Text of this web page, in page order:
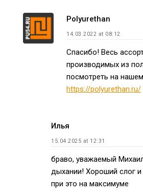
Polyurethan
14.03.2022 at 08:12
Спасибо! Весь
производимых из
посмотреть на
https://polyurethan.ru/
Илья
15.04.2025 at 12:31
браво, уважаемый
дыхании! Хороший слог
при это на максимуме